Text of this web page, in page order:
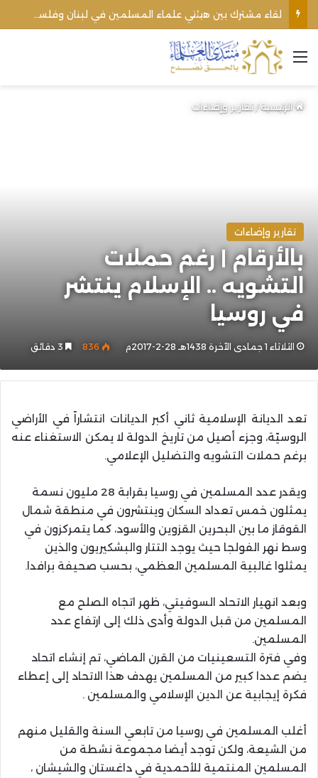
القائمة
الرئيسية/تقارير وإضاءات
تقارير وإضاءات
بالأرقام | رغم حملات
التشويه .. الإسلام ينتشر
في روسيا
الثلاثاء 1 جمادى الآخرة 1438هـ 28-2-2017م 836
تعد الديانة الإسلامية ثاني أكبر الديانات انتشاراً في الأراضي
الروسيّة، وجزء أصيل من تاريخ الدولة لا يمكن الاستغناء عنه
برغم حملات التشويه والتضليل الإعلامي.
ويقدر عدد المسلمين في روسيا بقرابة 28 مليون نسمة
يمثلون خمس تعداد السكان وينتشرون في منطقة شمال
القوقاز ما بين البحرين القزوين والأسود، كما يتمركزون في
وسط نهر الفولجا حيث يوجد التتار والبشكيريون والذين
يمثلوا غالبية المسلمين العظمي، بحسب صحيفة برافدا.
وبعد انهيار الاتحاد السوفيتي، ظهر اتجاه الصلح مع
المسلمين من قبل الدولة وأدى ذلك إلى ارتفاع عدد
المسلمين.
وفي فترة التسعينيات من القرن الماضي، تم إنشاء اتحاد
يضم عددا كبير من المسلمين يهدف هذا الاتحاد إلى إعطاء
فكرة إيجابية عن الدين الإسلامي والمسلمين .
أغلب المسلمين في روسيا من تابعي السنة والقليل منهم
من الشيعة، ولكن توجد أيضا مجموعة نشطة من
المسلمين المنتمية للأحمدية في داغستان والشيشان ،